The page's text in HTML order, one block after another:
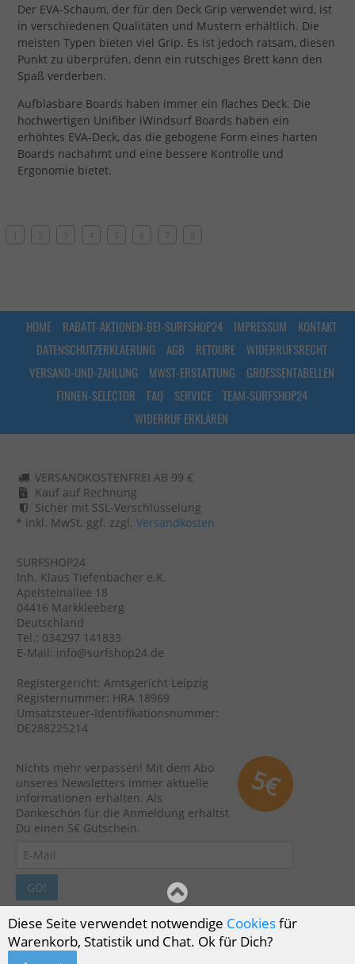
Der EVA-Schaum, der für den Deck Grip verwendet wird, ist
in verschiedenen Qualitäten und Mustern erhältlich. Die
meisten Typen bieten viel Grip. Es ist jedoch ratsam, diesen
Punkt zu überprüfen, denn ein rutschiges Brett kann den
Spaß verderben.
Aufblasbare Boards haben immer ein flaches Deck. Die
hochwertigen Unifiber iWindsurf Boards haben ein
erhöhtes EVA-Deck, das die gebogene Form eines harten
Boards nachahmt und eine bessere Kontrolle und
Ergonomie bietet.
4 8
HOME RABATT-AKTIONEN-BEI-SURFSHOP24 IMPRESSUM
KONTAKT
DATENSCHUTZERKLAERUNG
AGB RETOURE
WIDERRUFSRECHT
VERSAND-UND-ZAHLUNG
MWST-ERSTATTUNG
GROESSENTABELLEN
FINNEN-SELECTOR
FAQ SERVICE
TEAM-SURFSHOP24
WIDERRUF ERKLÄREN
VERSANDKOSTENFREI AB 99 €
Kauf auf Rechnung
Sicher mit SSL-Verschlüsselung
* inkl. MwSt. ggf. zzgl. Versandkosten
SURFSHOP24
Inh. Klaus Tiefenbacher e.K.
Apelsteinallee 18
04416 Markkleeberg
Deutschland
Tel.: 034297 141833
E-Mail: info@surfshop24.de
Registergericht: Amtsgericht Leipzig
Registernummer: HRA 18969
Umsatzsteuer-Identifikationsnummer:
DE288225214
5€
Nichts mehr verpassen! Mit dem Abo
unseres Newsletters immer aktuelle
Informationen erhalten. Als
Dankeschön für die Anmeldung erhältst
Du einen 5€ Gutschein.
GO!
Diese Seite verwendet notwendige Cookiesfür
Warenkorb, Statistik und Chat. Ok für Dich?